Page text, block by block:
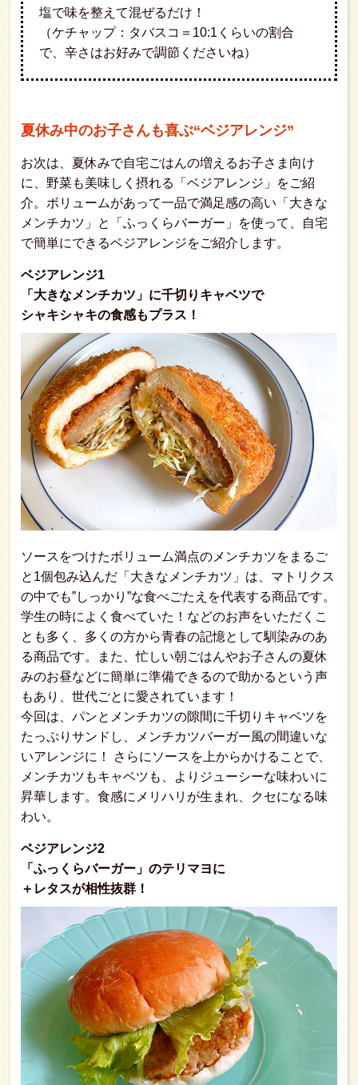
塩で味を整えて混ぜるだけ！
（ケチャップ：タバスコ＝10:1くらいの割合
で、辛さはお好みで調節くださいね）
夏休み中のお子さんも喜ぶ“ベジアレンジ”
お次は、夏休みで自宅ごはんの増えるお子さま向け
に、野菜も美味しく摂れる「ベジアレンジ」をご紹
介。ボリュームがあって一品で満足感の高い「大きな
メンチカツ」と「ふっくらバーガー」を使って、自宅
で簡単にできるベジアレンジをご紹介します。
ベジアレンジ1
「大きなメンチカツ」に千切りキャベツで
シャキシャキの食感もプラス！
ソースをつけたボリューム満点のメンチカツをまるご
と1個包み込んだ「大きなメンチカツ」は、マトリクス
の中でも”しっかり”な食べごたえを代表する商品です。
学生の時によく食べていた！などのお声をいただくこ
とも多く、多くの方から青春の記憶として馴染みのあ
る商品です。また、忙しい朝ごはんやお子さんの夏休
みのお昼などに簡単に準備できるので助かるという声
もあり、世代ごとに愛されています！
今回は、パンとメンチカツの隙間に千切りキャベツを
たっぷりサンドし、メンチカツバーガー風の間違いな
いアレンジに！ さらにソースを上からかけることで、
メンチカツもキャベツも、よりジューシーな味わいに
昇華します。食感にメリハリが生まれ、クセになる味
わい。
ベジアレンジ2
「ふっくらバーガー」のテリマヨに
＋レタスが相性抜群！